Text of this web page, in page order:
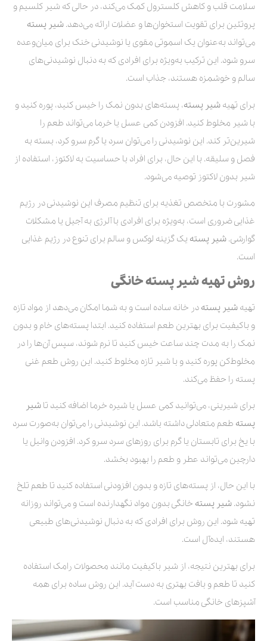
سلامت قلب و کاهش کلسترول کمک می‌کند، در حالی که شیر کلسیم و
پروتئین برای تقویت استخوان‌ها و عضلات ارائه می‌دهد. شیر پسته
می‌تواند به‌عنوان یک اسموتی مقوی یا نوشیدنی خنک برای میان‌وعده
سرو شود. این ترکیب به‌ویژه برای افرادی که به دنبال نوشیدنی‌های
سالم و خوشمزه هستند، جذاب است.
برای تهیه شیر پسته، پسته‌های بدون نمک را خیس کنید، پوره کنید و
با شیر مخلوط کنید. افزودن کمی عسل یا خرما می‌تواند طعم را
شیرین‌تر کند. این نوشیدنی را می‌توان سرد یا گرم سرو کرد، بسته به
فصل و سلیقه. با این حال، برای افراد با حساسیت به لاکتوز، استفاده از
شیر بدون لاکتوز توصیه می‌شود.
مشورت با متخصص تغذیه برای تنظیم مصرف این نوشیدنی در رژیم
غذایی ضروری است، به‌ویژه برای افرادی با آلرژی به آجیل یا مشکلات
گوارشی. شیر پسته یک گزینه لوکس و سالم برای تنوع در رژیم غذایی
است.
روش تهیه شیر پسته خانگی
تهیه شیر پسته در خانه ساده است و به شما امکان می‌دهد از مواد تازه
و باکیفیت برای بهترین طعم استفاده کنید. ابتدا پسته‌های خام و بدون
نمک را به مدت چند ساعت خیس کنید تا نرم شوند، سپس آن‌ها را در
مخلوط‌کن پوره کنید و با شیر تازه مخلوط کنید. این روش طعم غنی
پسته را حفظ می‌کند.
برای شیرینی، می‌توانید کمی عسل یا شیره خرما اضافه کنید تا شیر
پسته طعم متعادلی داشته باشد. این نوشیدنی را می‌توان به‌صورت سرد
با یخ برای تابستان یا گرم برای روزهای سرد سرو کرد. افزودن وانیل یا
دارچین می‌تواند عطر و طعم را بهبود بخشد.
با این حال، از پسته‌های تازه و بدون افزودنی استفاده کنید تا طعم تلخ
نشود. شیر پسته خانگی بدون مواد نگهدارنده است و می‌تواند روزانه
تهیه شود. این روش برای افرادی که به دنبال نوشیدنی‌های طبیعی
هستند، ایده‌آل است.
برای بهترین نتیجه، از شیر باکیفیت مانند محصولات رامک استفاده
کنید تا طعم و بافت بهتری به دست آید. این روش ساده برای همه
آشپزهای خانگی مناسب است.